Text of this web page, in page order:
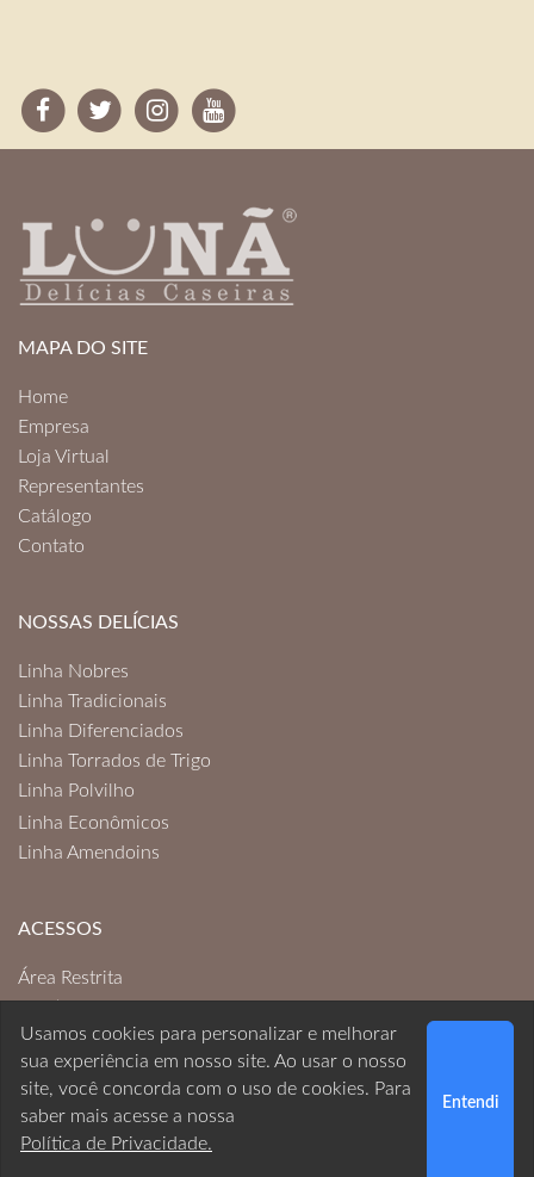
MAPA DO SITE
Home
Empresa
Loja Virtual
Representantes
Catálogo
Contato
NOSSAS DELÍCIAS
Linha Nobres
Linha Tradicionais
Linha Diferenciados
Linha Torrados de Trigo
Linha Polvilho
Linha Econômicos
Linha Amendoins
ACESSOS
Área Restrita
Desenvolvimento
Usamos cookies para personalizar e melhorar
sua experiência em nosso site. Ao usar o nosso
site, você concorda com o uso de cookies. Para
saber mais acesse a nossa
Política de Privacidade.
Entendi